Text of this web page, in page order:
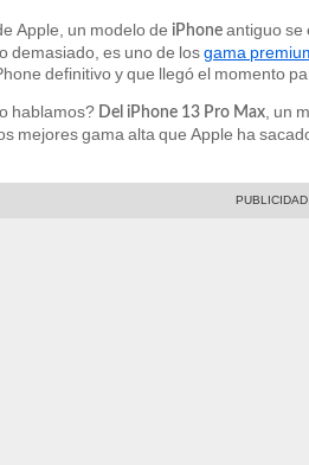
Apple, un modelo de iPhone antiguo se
demasiado, es uno de losgama
definitivo y que llegó el momento
hablamos? Del iPhone 13 Pro Max , un
mejores gama alta que Apple ha